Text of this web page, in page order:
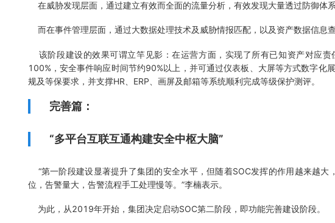
在威胁发现层面，通过建立有效而全面的流量分析，有效发现大量透过防御体系
而在事件管理层面，通过大数据处理技术及威胁情报匹配，以及资产数据信息
该阶段建设的效果可谓立竿见影：在运营方面，实现了所有已知资产对应
100%，安全事件响应时间节约90%以上，并可通过仪表板、大屏等方式数字
规及等保要求，并支撑HR、ERP、画屏及邮箱等系统顺利完成等级保护测评。
完善篇：
“多平台互联互通构建安全中枢大脑”
“第一阶段建设显著提升了集团的安全水平，但随着SOC发挥的作用越来越
位，告警量大，告警流程手工处理慢等。”李楠表示。
为此，从2019年开始，集团决定启动SOC第二阶段，即功能完善建设阶段。